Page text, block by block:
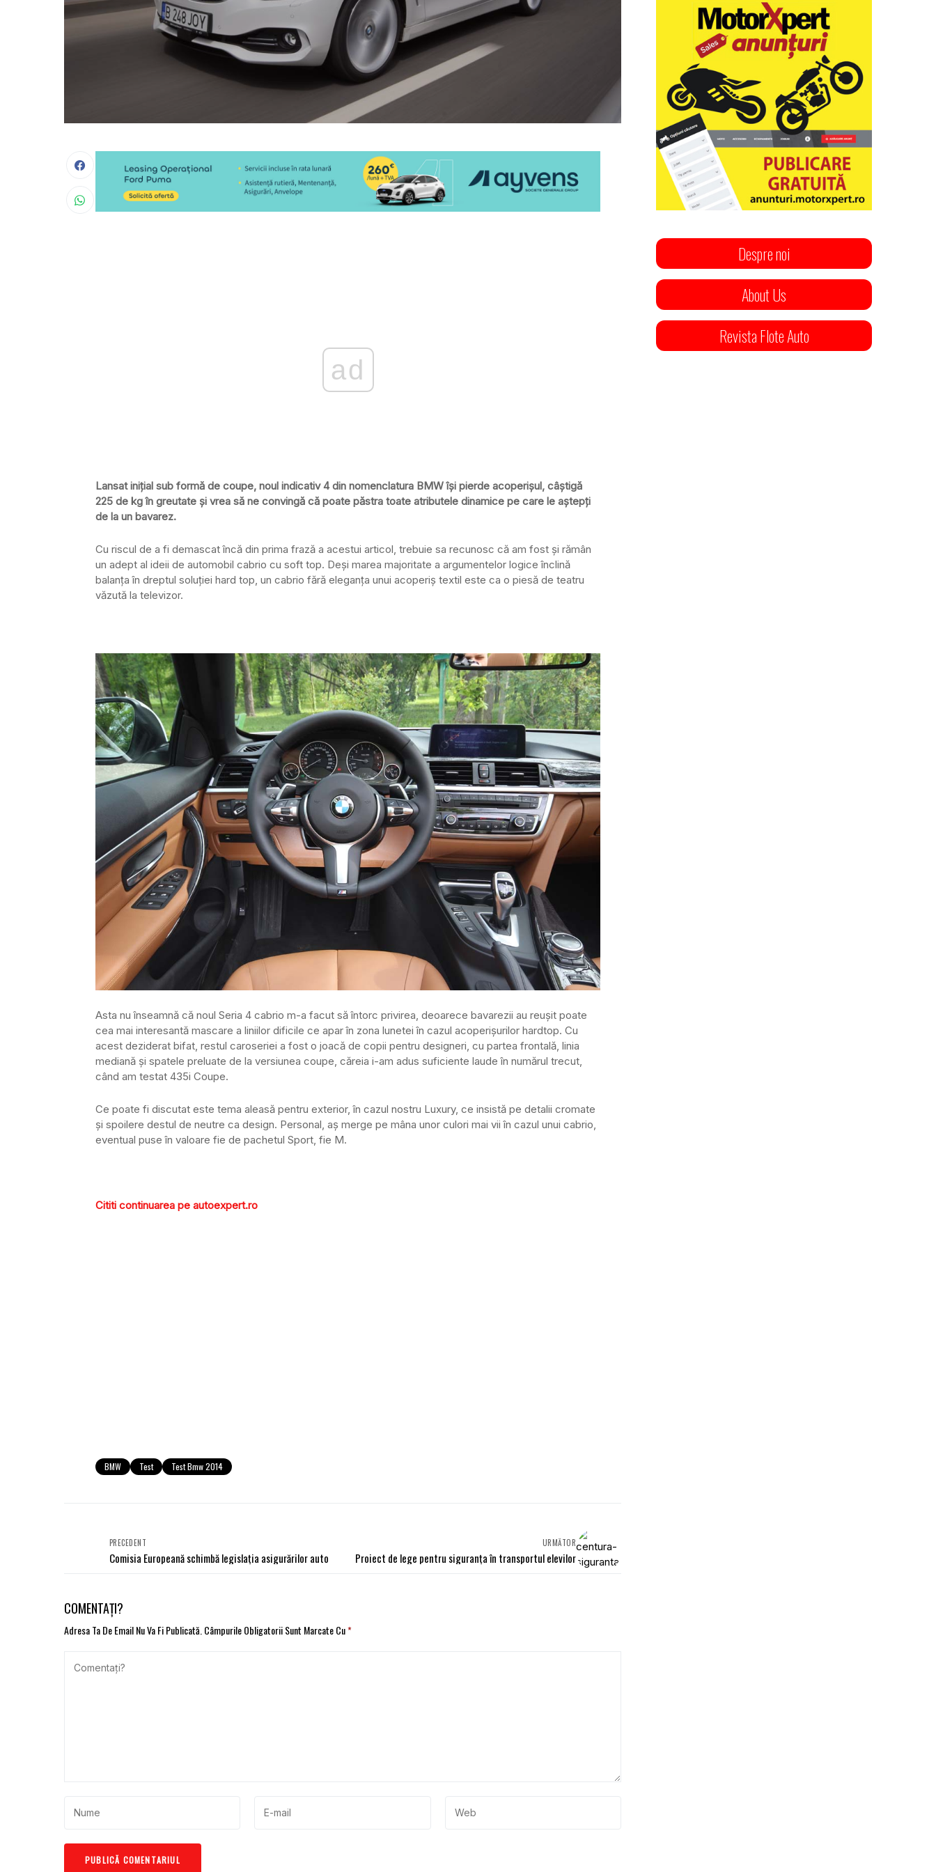
ad
Lansat inițial sub formă de coupe, noul indicativ 4 din nomenclatura BMW își pierde acoperișul, câștigă
225 de kg în greutate și vrea să ne convingă că poate păstra toate atributele dinamice pe care le aștepți
de la un bavarez.
Cu riscul de a fi demascat încă din prima frază a acestui articol, trebuie sa recunosc că am fost și rămân
un adept al ideii de automobil cabrio cu soft top. Deși marea majoritate a argumentelor logice înclină
balanța în dreptul soluției hard top, un cabrio fără eleganța unui acoperiș textil este ca o piesă de teatru
văzută la televizor.
Asta nu înseamnă că noul Seria 4 cabrio m-a facut să întorc privirea, deoarece bavarezii au reușit poate
cea mai interesantă mascare a liniilor dificile ce apar în zona lunetei în cazul acoperișurilor hardtop. Cu
acest deziderat bifat, restul caroseriei a fost o joacă de copii pentru designeri, cu partea frontală, linia
mediană și spatele preluate de la versiunea coupe, căreia i-am adus suficiente laude în numărul trecut,
când am testat 435i Coupe.
Ce poate fi discutat este tema aleasă pentru exterior, în cazul nostru Luxury, ce insistă pe detalii cromate
și spoilere destul de neutre ca design. Personal, aș merge pe mâna unor culori mai vii în cazul unui cabrio,
eventual puse în valoare fie de pachetul Sport, fie M.
Cititi continuarea pe autoexpert.ro
BMW Test Test Bmw 2014
PRECEDENT
Comisia Europeană schimbă legislaţia asigurărilor auto
URMĂTOR
Proiect de lege pentru siguranţa în transportul elevilor
COMENTAȚI?
Adresa Ta De Email Nu Va Fi Publicată. Câmpurile Obligatorii Sunt Marcate Cu*
Despre noi
About Us
Revista Flote Auto